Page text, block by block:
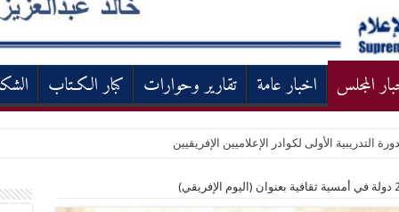
المجلس اخبار عامة تقارير وحوارات كبار الكـتاب
التدريبية الأولى لكوادر الإعلاميين الإفريقيين
الأولى لكوادر الإعلاميين الإفريقيين بمركز التدريب والدراسات الإعلامية بالأعلى